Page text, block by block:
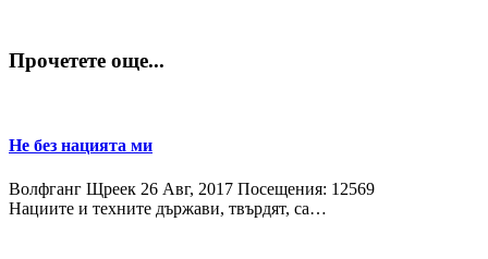
Прочетете още...
Не без нацията ми
Волфганг Щреек 26 Авг, 2017 Посещения: 12569
Нациите и техните държави, твърдят, са…